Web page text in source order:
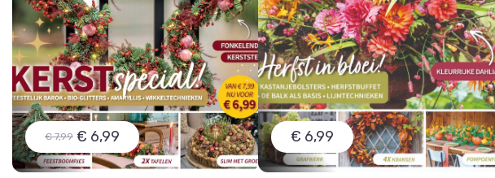
€ 7,99 € 6,99 € 6,99